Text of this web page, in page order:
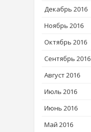
Декабрь 2016
Ноябрь 2016
Октябрь 2016
Сентябрь 2016
Август 2016
Июль 2016
Июнь 2016
Май 2016